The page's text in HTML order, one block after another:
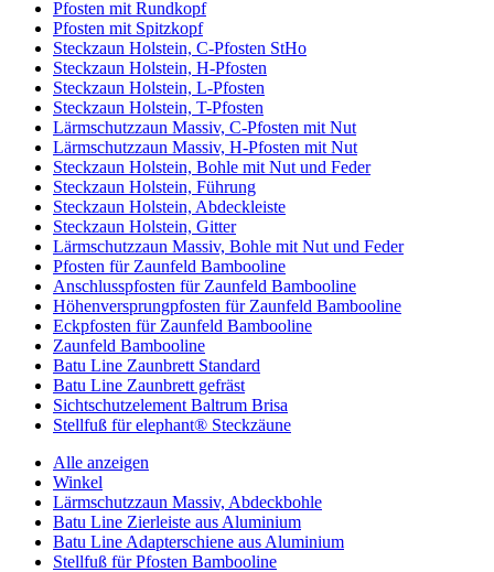
Pfosten mit Rundkopf
Pfosten mit Spitzkopf
Steckzaun Holstein, C-Pfosten StHo
Steckzaun Holstein, H-Pfosten
Steckzaun Holstein, L-Pfosten
Steckzaun Holstein, T-Pfosten
Lärmschutzzaun Massiv, C-Pfosten mit Nut
Lärmschutzzaun Massiv, H-Pfosten mit Nut
Steckzaun Holstein, Bohle mit Nut und Feder
Steckzaun Holstein, Führung
Steckzaun Holstein, Abdeckleiste
Steckzaun Holstein, Gitter
Lärmschutzzaun Massiv, Bohle mit Nut und Feder
Pfosten für Zaunfeld Bambooline
Anschlusspfosten für Zaunfeld Bambooline
Höhenversprungpfosten für Zaunfeld Bambooline
Eckpfosten für Zaunfeld Bambooline
Zaunfeld Bambooline
Batu Line Zaunbrett Standard
Batu Line Zaunbrett gefräst
Sichtschutzelement Baltrum Brisa
Stellfuß für elephant® Steckzäune
Alle anzeigen
Winkel
Lärmschutzzaun Massiv, Abdeckbohle
Batu Line Zierleiste aus Aluminium
Batu Line Adapterschiene aus Aluminium
Stellfuß für Pfosten Bambooline